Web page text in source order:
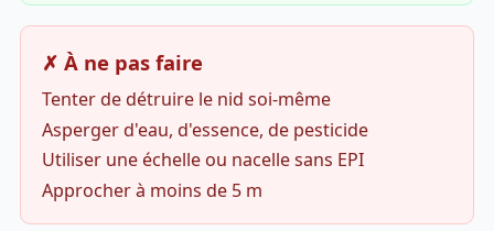
✗ À ne pas faire
Tenter de détruire le nid soi-même
Asperger d'eau, d'essence, de pesticide
Utiliser une échelle ou nacelle sans EPI
Approcher à moins de 5 m